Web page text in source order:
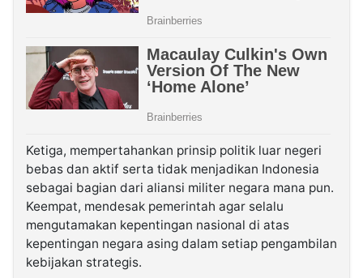
Ketiga, mempertahankan prinsip politik luar negeri
bebas dan aktif serta tidak menjadikan Indonesia
sebagai bagian dari aliansi militer negara mana pun.
Keempat, mendesak pemerintah agar selalu
mengutamakan kepentingan nasional di atas
kepentingan negara asing dalam setiap pengambilan
kebijakan strategis.